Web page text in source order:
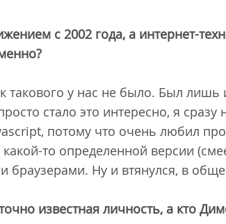
с 2002 года, а интернет-
такового у нас не было. Был лишь
стало это интересно, я сразу
потому что очень любил
то определенной версии
браузерами. Ну и втянулся, в
известная личность, а кто